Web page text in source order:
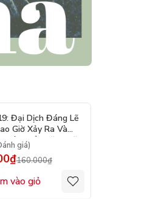
- 15%
Đại Dịch Đáng Lẽ
Giờ Xảy Ra Và
Nào Để Ngăn Chặn
Tiếp
giá)
160.000₫
vào giỏ